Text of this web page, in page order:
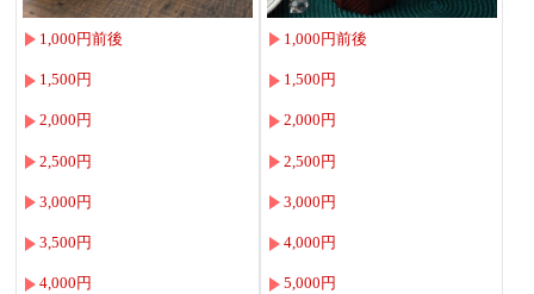
1,000円前後
1,500円
2,000円
2,500円
3,000円
3,500円
4,000円
1,000円前後
1,500円
2,000円
2,500円
3,000円
4,000円
5,000円